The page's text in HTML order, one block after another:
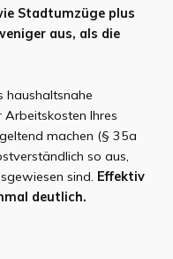
Stadtumzüge plus
aus, als die
haushaltsnahe
Ihres
machen (§ 35a
so aus,
sind. Effektiv
deutlich.